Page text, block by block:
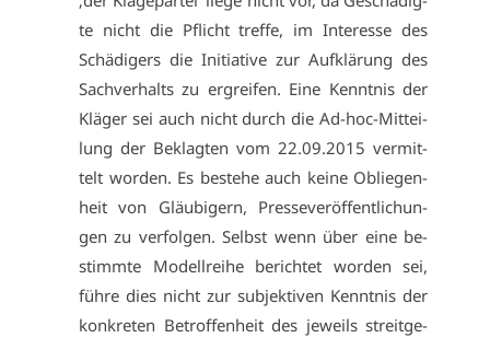
te nicht die Pflicht tref­fe, im In­ter­es­se des
Schä­di­gers die In­itia­ti­ve zur Auf­klä­rung des
Sach­ver­halts zu er­grei­fen. Ei­ne Kennt­nis der
Klä­ger sei auch nicht durch die Ad-hoc-Mit­tei­
lung der Be­klag­ten vom 22.09.2015 ver­mit­
telt wor­den. Es be­ste­he auch kei­ne Ob­lie­gen­
heit von Gläu­bi­gern, Pres­se­ver­öf­fent­li­chun­
gen zu ver­fol­gen. Selbst wenn über ei­ne be­
stimm­te Mo­dell­rei­he be­rich­tet wor­den sei,
füh­re dies nicht zur sub­jek­ti­ven Kennt­nis der
kon­kre­ten Be­trof­fen­heit des je­weils streit­ge­